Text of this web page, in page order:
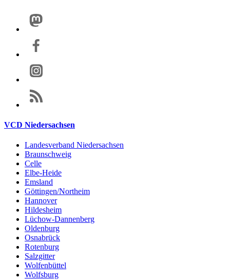
VCD Niedersachsen
Landesverband Niedersachsen
Braunschweig
Celle
Elbe-Heide
Emsland
Göttingen/Northeim
Hannover
Hildesheim
Lüchow-Dannenberg
Oldenburg
Osnabrück
Rotenburg
Salzgitter
Wolfenbüttel
Wolfsburg